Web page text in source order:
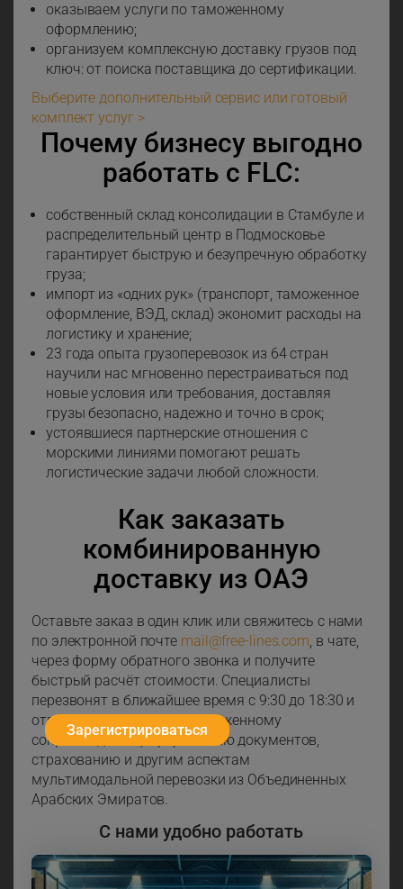
оказываем услуги по таможенному
оформлению;
организуем комплексную доставку грузов под
ключ: от поиска поставщика до сертификации.
Выберите дополнительный сервис или готовый
комплект услуг >
Почему бизнесу выгодно
работать с FLC:
собственный склад консолидации в Стамбуле и
распределительный центр в Подмосковье
гарантирует быструю и безупречную обработку
груза;
импорт из «одних рук» (транспорт, таможенное
оформление, ВЭД, склад) экономит расходы на
логистику и хранение;
23 года опыта грузоперевозок из 64 стран
научили нас мгновенно перестраиваться под
новые условия или требования, доставляя
грузы безопасно, надежно и точно в срок;
устоявшиеся партнерские отношения с
морскими линиями помогают решать
логистические задачи любой сложности.
Как заказать
комбинированную
доставку из ОАЭ
Оставьте заказ в один клик или свяжитесь с нами
по электронной почте mail@free-lines.com, в чате,
через форму обратного звонка и получите
быстрый расчёт стоимости. Специалисты
перезвонят в ближайшее время с 9:30 до 18:30 и
ответят на вопросы по таможенному
сопровождению, оформлению документов,
страхованию и другим аспектам
мультимодальной перевозки из Объединенных
Арабских Эмиратов.
С нами удобно работать
Зарегистрироваться